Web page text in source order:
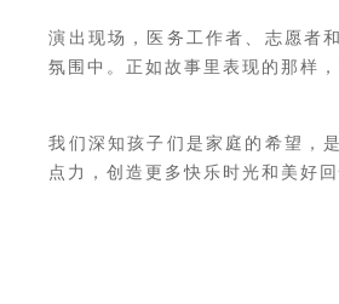
演出现场，医务工作者、志愿者
氛围中。正如故事里表现的那样
我们深知孩子们是家庭的希望，
点力，创造更多快乐时光和美好回